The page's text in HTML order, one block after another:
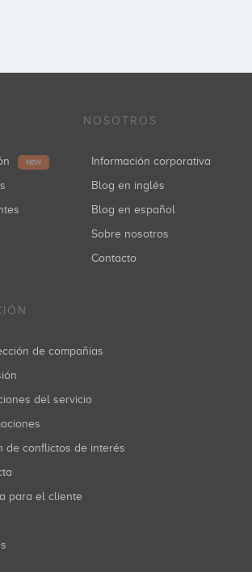
NEW
NOSOTROS
Información corporativa
Blog en inglés
Blog en español
Sobre nosotros
Contacto
de compañías
del servicio
de conflictos de interés
para el cliente